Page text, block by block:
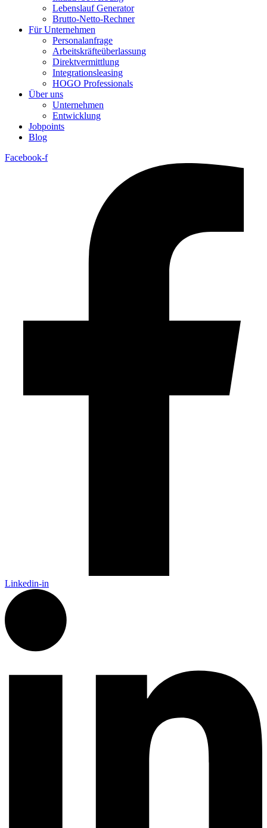
Lebenslauf Generator
Brutto-Netto-Rechner
Für Unternehmen
Personalanfrage
Arbeitskräfteüberlassung
Direktvermittlung
Integrationsleasing
HOGO Professionals
Über uns
Unternehmen
Entwicklung
Jobpoints
Blog
Facebook-f
Linkedin-in